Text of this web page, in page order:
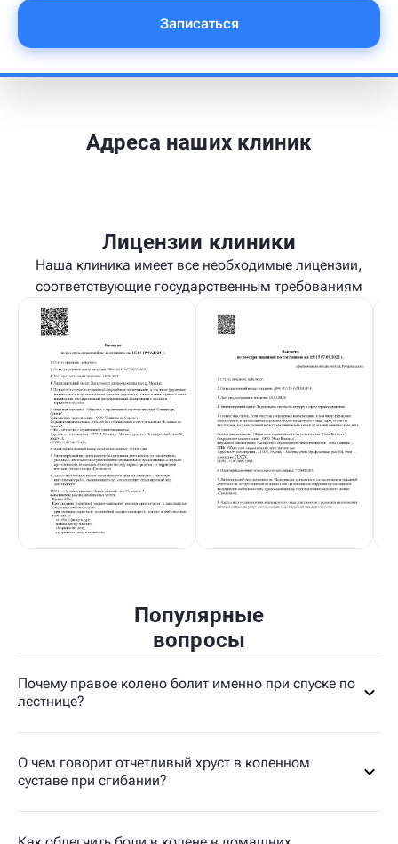
Записаться
Адреса наших клиник
Лицензии клиники
Наша клиника имеет все необходимые лицензии,
соответствующие государственным требованиям
Популярные
вопросы
Почему правое колено болит именно при спуске по
лестнице?
О чем говорит отчетливый хруст в коленном
суставе при сгибании?